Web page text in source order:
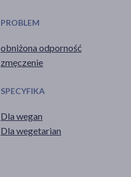
PROBLEM
obniżona odporność
zmęczenie
SPECYFIKA
Dla wegan
Dla wegetarian